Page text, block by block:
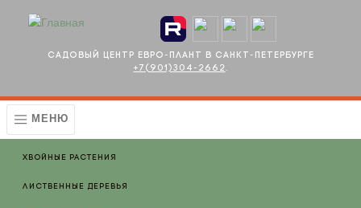
Садовый центр Евро-плант в Санкт-Петербурге
+7(901)304-2662.
МЕНЮ
Хвойные растения
Лиственные деревья